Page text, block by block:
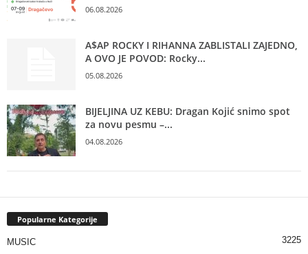
06.08.2026
A$AP ROCKY I RIHANNA ZABLISTALI ZAJEDNO,
A OVO JE POVOD: Rocky...
05.08.2026
BIJELJINA UZ KEBU: Dragan Kojić snimo spot
za novu pesmu –...
04.08.2026
Popularne Kategorije
MUSIC 3225